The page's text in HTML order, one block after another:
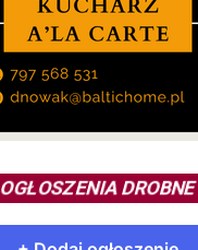
OGŁOSZENIA DROBNE